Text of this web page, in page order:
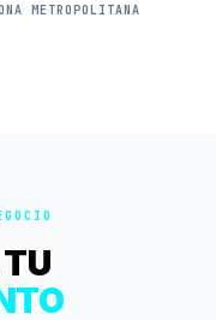
METROPOLITANA